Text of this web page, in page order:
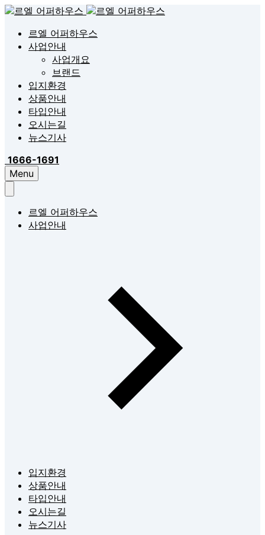
르엘 어퍼하우스
사업안내
사업개요
브랜드
입지환경
상품안내
타입안내
오시는길
뉴스기사
1666-1691
Menu
르엘 어퍼하우스
사업안내
입지환경
상품안내
타입안내
오시는길
뉴스기사